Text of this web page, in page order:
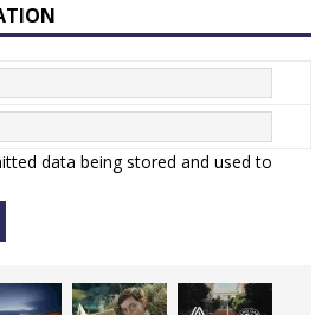
data being stored and used to